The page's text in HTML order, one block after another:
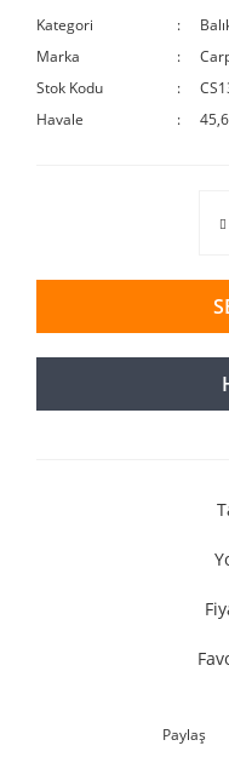
Kategori
Marka
Stok Kodu
Havale
Paylaş